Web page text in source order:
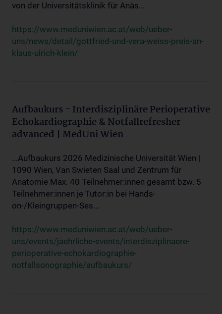
von der Universitätsklinik für Anäs...
https://www.meduniwien.ac.at/web/ueber-
uns/news/detail/gottfried-und-vera-weiss-preis-an-
klaus-ulrich-klein/
Aufbaukurs - Interdisziplinäre Perioperative
Echokardiographie & Notfallrefresher
advanced | MedUni Wien
...Aufbaukurs 2026 Medizinische Universität Wien |
1090 Wien, Van Swieten Saal und Zentrum für
Anatomie Max. 40 Teilnehmer:innen gesamt bzw. 5
Teilnehmer:innen je Tutor:in bei Hands-
on-/Kleingruppen-Ses...
https://www.meduniwien.ac.at/web/ueber-
uns/events/jaehrliche-events/interdisziplinaere-
perioperative-echokardiographie-
notfallsonographie/aufbaukurs/